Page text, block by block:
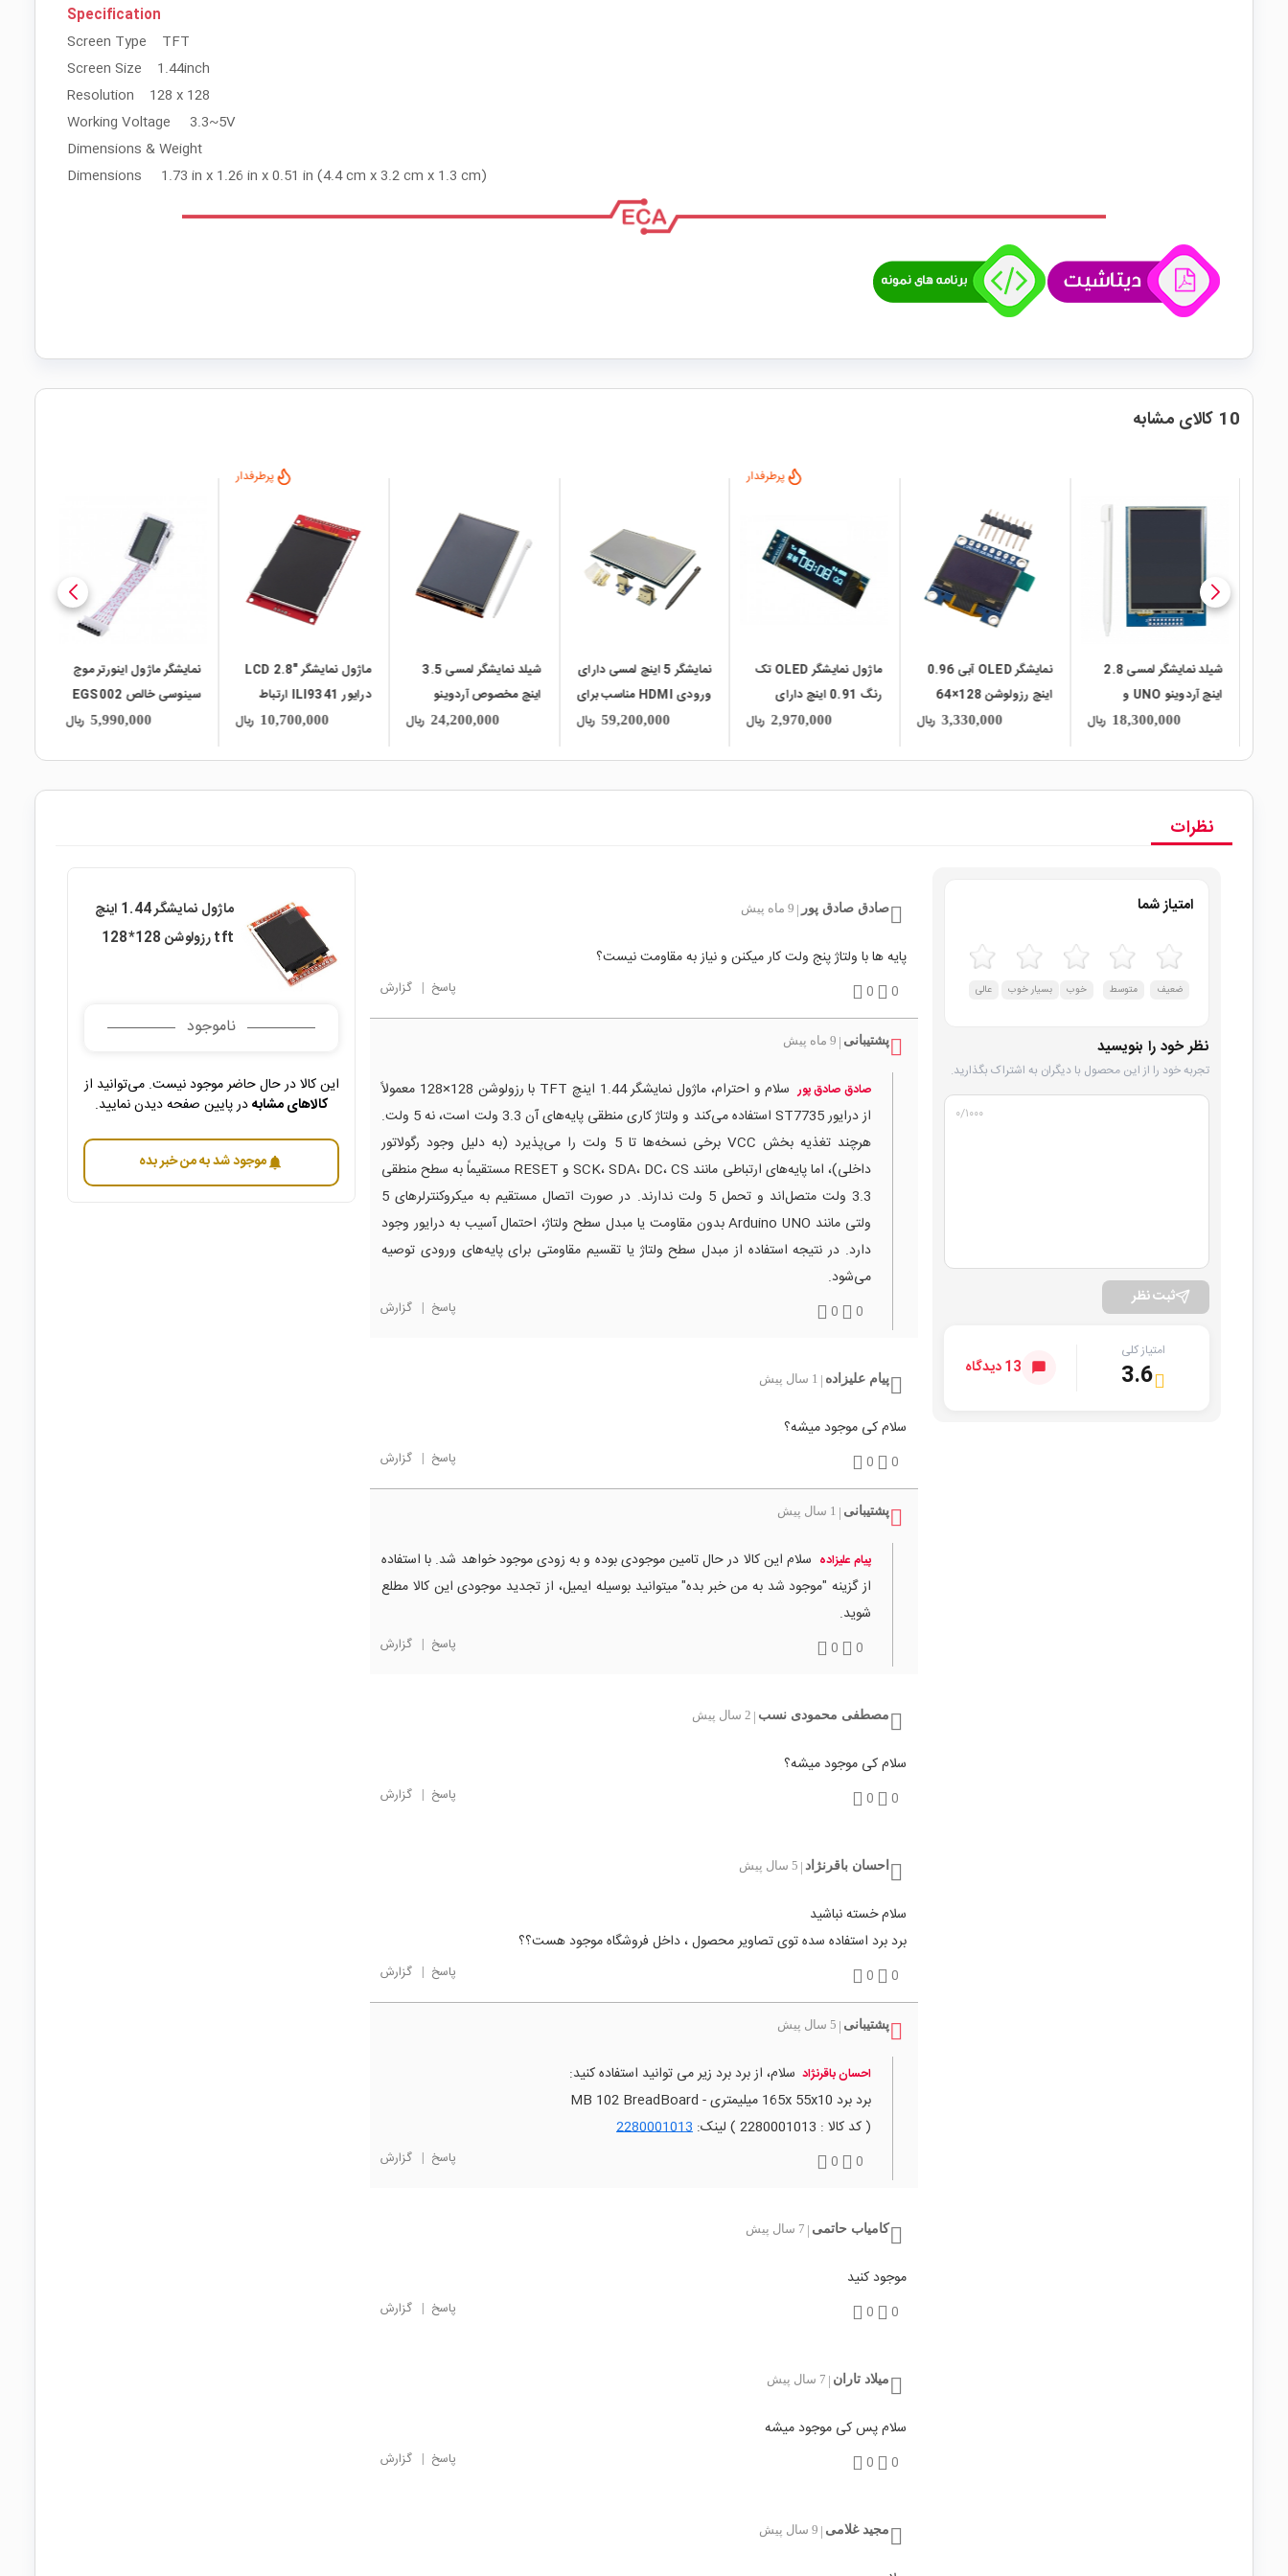
Specification
Screen Type TFT
Screen Size 1.44inch
Resolution 128 x 128
Working Voltage 3.3~5V
Dimensions & Weight
Dimensions 1.73 in x 1.26 in x 0.51 in (4.4 cm x 3.2 cm x 1.3 cm)
10 کالای مشابه
شیلد نمایشگر لمسی 2.8
اینچ آردوینو UNO و
Mega2560
18,300,000 ریال
نمایشگر OLED آبی 0.96
اینچ رزولوشن 128×64
3,330,000 ریال
پرطرفدار
ماژول نمایشگر OLED تک
رنگ 0.91 اینچ دارای
ارتباط I2C و چیپ درایور
2,970,000 ریال
نمایشگر 5 اینچ لمسی دارای
ورودی HDMI مناسب برای
انواع برد های دارای پورت
59,200,000 ریال
شیلد نمایشگر لمسی 3.5
اینچ مخصوص آردوینو
UNO و Mega2560 با24,200,000 ریال
پرطرفدار
ماژول نمایشگر "LCD 2.8
درایور ILI9341 ارتباط
10,700,000 ریال
نمایشگر ماژول اینورتر موج
سینوسی خالص EGS002
5,990,000 ریال
نظرات
امتیاز شما
ضعیف متوسط خوب بسیار خوب عالی
نظر خود را بنویسید
تجربه خود را از این محصول با دیگران به اشتراک بگذارید.
۰/۱۰۰۰
ثبت نظر
امتیاز کلی
3.6 13 دیدگاه
صادق صادق پور | 9 ماه پیش
پایه ها با ولتاژ پنج ولت کار میکنن و نیاز به مقاومت نیست؟
0
0 پاسخ | گزارش
پشتیبانی | 9 ماه پیش
صادق صادق پور
سلام و احترام، ماژول نمایشگر 1.44 اینچ TFT با رزولوشن 128×128 معمولاً
از درایور ST7735 استفاده می‌کند و ولتاژ کاری منطقی پایه‌های آن 3.3 ولت است، نه 5 ولت.
هرچند تغذیه بخش VCC برخی نسخه‌ها تا 5 ولت را می‌پذیرد (به دلیل وجود رگولاتور
داخلی)، اما پایه‌های ارتباطی مانند SCK، SDA، DC، CS و RESET مستقیماً به سطح منطقی
3.3 ولت متصل‌اند و تحمل 5 ولت ندارند. در صورت اتصال مستقیم به میکروکنترلرهای 5
ولتی مانند Arduino UNO بدون مقاومت یا مبدل سطح ولتاژ، احتمال آسیب به درایور وجود
دارد. در نتیجه استفاده از مبدل سطح ولتاژ یا تقسیم مقاومتی برای پایه‌های ورودی توصیه
می‌شود.
0
0 پاسخ | گزارش
پیام علیزاده | 1 سال پیش
سلام کی موجود میشه؟
0
0 پاسخ | گزارش
پشتیبانی | 1 سال پیش
پیام علیزاده سلام این کالا در حال تامین موجودی بوده و به زودی موجود خواهد شد. با استفاده
از گزینه "موجود شد به من خبر بده" میتوانید بوسیله ایمیل، از تجدید موجودی این کالا مطلع
شوید.
0
0 پاسخ | گزارش
مصطفی محمودی نسب | 2 سال پیش
سلام کی موجود میشه؟
0
0 پاسخ | گزارش
احسان باقرنژاد | 5 سال پیش
سلام خسته نباشید
برد برد استفاده سده توی تصاویر محصول ، داخل فروشگاه موجود هست؟؟
0
0 پاسخ | گزارش
پشتیبانی | 5 سال پیش
احسان باقرنژاد سلام، از برد برد زیر می توانید استفاده کنید:
برد برد 165x 55x10 میلیمتری - MB 102 BreadBoard
( کد کالا : 2280001013 ) لینک:
2280001013
0
0 پاسخ | گزارش
کامیاب حاتمی | 7 سال پیش
موجود کنید
0
0 پاسخ | گزارش
میلاد تاران | 7 سال پیش
سلام پس کی موجود میشه
0
0 پاسخ | گزارش
مجید غلامی | 9 سال پیش
ماژول نمایشگر 1.44 اینچ
tft رزولوشن 128*128
ناموجود
این کالا در حال حاضر موجود نیست. می‌توانید از
کالاهای مشابهدر پایین صفحه دیدن نمایید.
notificationsموجود شد به من خبر بده